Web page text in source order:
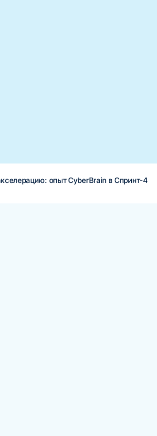
опыт CyberBrain в Спринт-4